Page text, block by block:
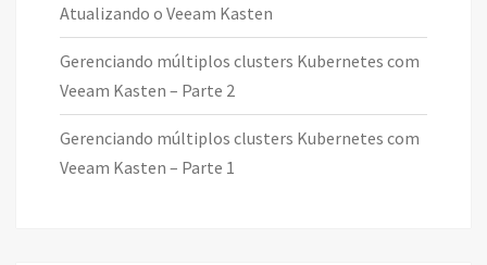
Atualizando o Veeam Kasten
Gerenciando múltiplos clusters Kubernetes com
Veeam Kasten – Parte 2
Gerenciando múltiplos clusters Kubernetes com
Veeam Kasten – Parte 1